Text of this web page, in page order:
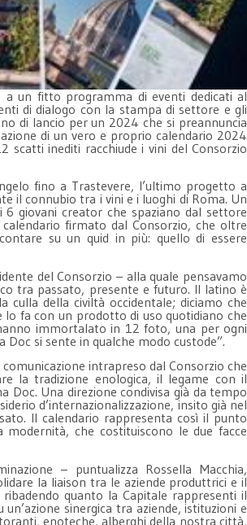
a un fitto programma di eventi dedicati al
di dialogo con la stampa di settore e gli
di lancio per un 2024 che si preannuncia
di un vero e proprio calendario 2024
inediti racchiude i vini del Consorzio
fino a Trastevere, l’ultimo progetto a
il connubio tra i vini e i luoghi di Roma. Un
giovani creator che spaziano dal settore
firmato dal Consorzio, che oltre
su un quid in più: quello di essere
del Consorzio – alla quale pensavamo
tra passato, presente e futuro. Il latino è
culla della civiltà occidentale; diciamo che
fa con un prodotto di uso quotidiano che
immortalato in 12 foto, una per ogni
Doc si sente in qualche modo custode”.
intrapreso dal Consorzio che
la tradizione enologica, il legame con il
Una direzione condivisa già da tempo
d’internazionalizzazione, insito già nel
Il calendario rappresenta così il punto
che costituiscono le due facce
– puntualizza Rossella Macchia,
la liaison tra le aziende produttrici e il
quanto la Capitale rappresenti il
sinergica tra aziende, istituzioni e
enoteche, alberghi della nostra città,